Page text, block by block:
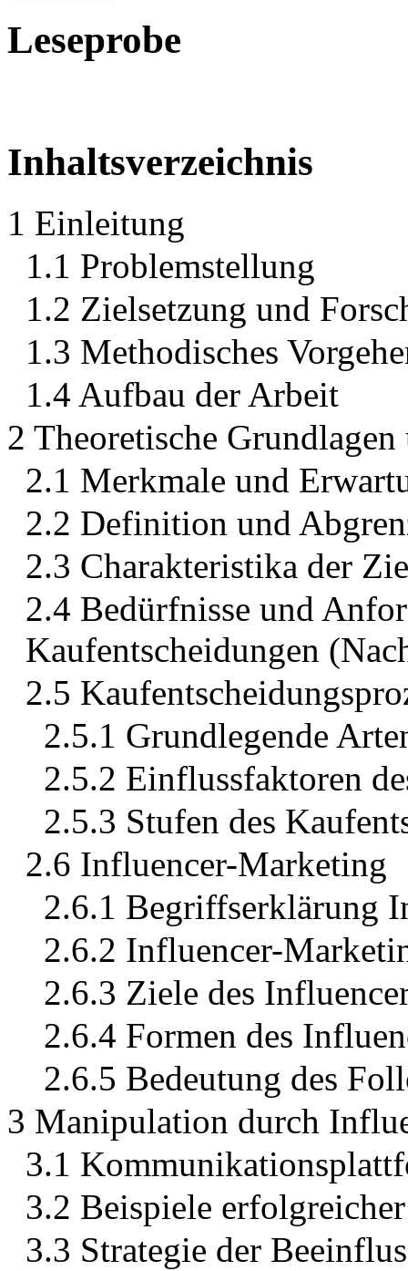
Leseprobe
Inhaltsverzeichnis
1 Einleitung
1.1 Problemstellung
1.2 Zielsetzung und
1.3 Methodisches
1.4 Aufbau der Arbeit
2 Theoretische
2.1 Merkmale und
2.2 Definition und
2.3 Charakteristika der
2.4 Bedürfnisse und
Kaufentscheidungen
2.5
2.5.1 Grundlegende
2.5.2 Einflussfaktoren
2.5.3 Stufen des
2.6 Influencer-Marketing
2.6.1 Begriffserklärung
2.6.2 Influencer-
2.6.3 Ziele des
2.6.4 Formen des
2.6.5 Bedeutung des
3 Manipulation durch
3.1
3.2 Beispiele
3.3 Strategie der